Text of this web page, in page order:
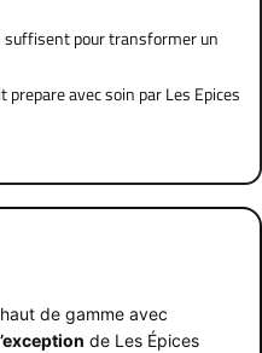
suffisent pour transformer un
prepare avec soin par Les Epices
de gamme avec
de Les Épices